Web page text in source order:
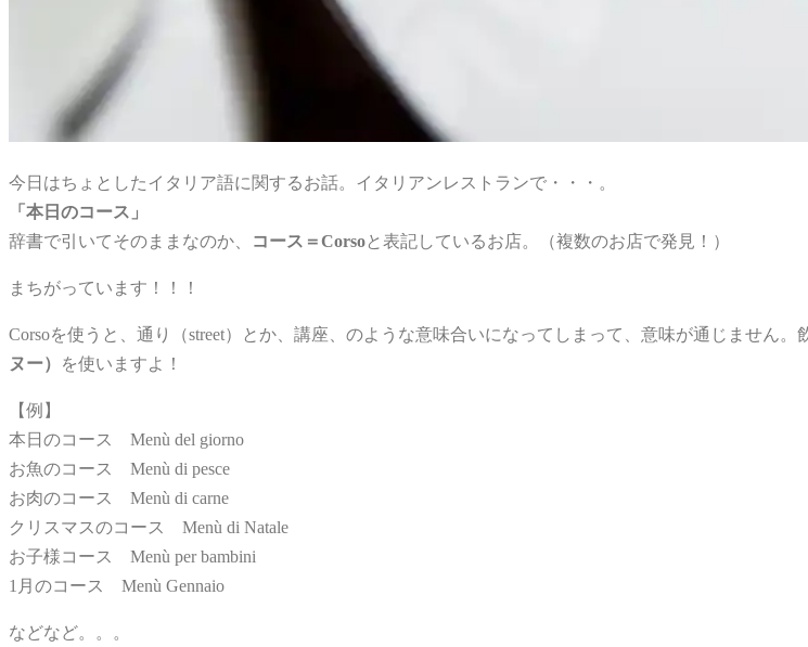
今日はちょとしたイタリア語に関するお話。イタリアンレストランで・・・。
「本日のコース」
辞書で引いてそのままなのか、
コース＝Corsoと表記しているお店。（複数のお店で発見！）
まちがっています！！！
Corsoを使うと、通り（street）とか、講座、のような意味合いになってしまって、意味が通じません
ヌー）
を使いますよ！
【例】
本日のコース Menù del giorno
お魚のコース Menù di pesce
お肉のコース Menù di carne
クリスマスのコース Menù di Natale
お子様コース Menù per bambini
1月のコース Menù Gennaio
などなど。。。